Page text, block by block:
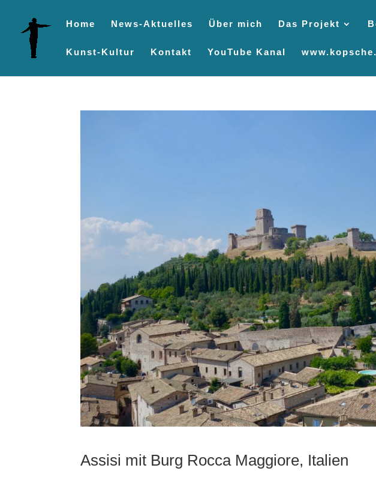
Home News-Aktuelles Über mich Das Projekt
Kunst-Kultur Kontakt YouTube Kanal
Assisi mit Burg Rocca Maggiore, Italien